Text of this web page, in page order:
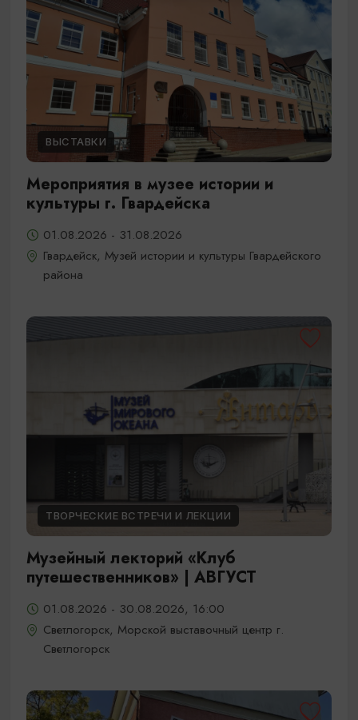
ВЫСТАВКИ
Мероприятия в музее истории и
культуры г. Гвардейска
01.08.2026 - 31.08.2026
Гвардейск, Музей истории и культуры Гвардейского
района
ТВОРЧЕСКИЕ ВСТРЕЧИ И ЛЕКЦИИ
Музейный лекторий «Клуб
путешественников» | АВГУСТ
01.08.2026 - 30.08.2026, 16:00
Светлогорск, Морской выставочный центр г.
Светлогорск